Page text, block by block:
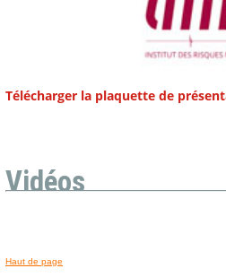
Télécharger la plaquette de
Vidéos
Haut de page